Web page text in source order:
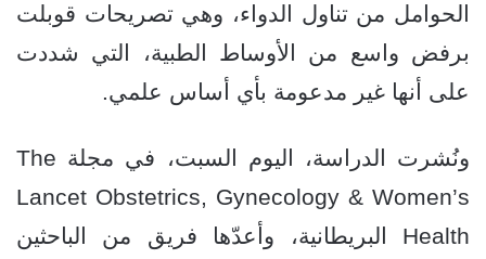
الحوامل من تناول الدواء، وهي تصريحات قوبلت
برفض واسع من الأوساط الطبية، التي شددت
على أنها غير مدعومة بأي أساس علمي.
ونُشرت الدراسة، اليوم السبت، في مجلة The
Lancet Obstetrics, Gynecology & Women’s
Health البريطانية، وأعدّها فريق من الباحثين